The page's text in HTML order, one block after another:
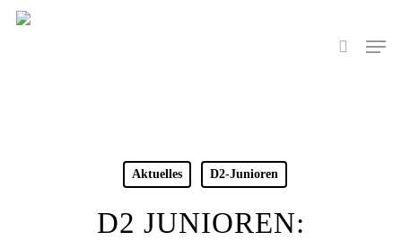
Skip
search
Menu
Aktuelles D2-Junioren
D2 JUNIOREN: